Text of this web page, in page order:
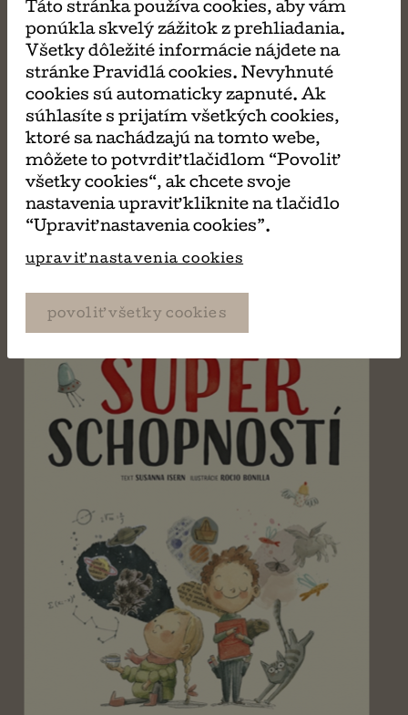
MÔŽE SA VÁM TIEŽ
PÁČIŤ
Velká kniha superpokladov
Susanna Isern
Táto stránka používa cookies, aby vám
ponúkla skvelý zážitok z prehliadania.
Všetky dôležité informácie nájdete na
stránke Pravidlá cookies. Nevyhnuté
cookies sú automaticky zapnuté. Ak
súhlasíte s prijatím všetkých cookies,
ktoré sa nachádzajú na tomto webe,
môžete to potvrdiť tlačidlom “Povoliť
všetky cookies“, ak chcete svoje
nastavenia upraviť kliknite na tlačidlo
“Upraviť nastavenia cookies”.
upraviť nastavenia cookies
povoliť všetky cookies